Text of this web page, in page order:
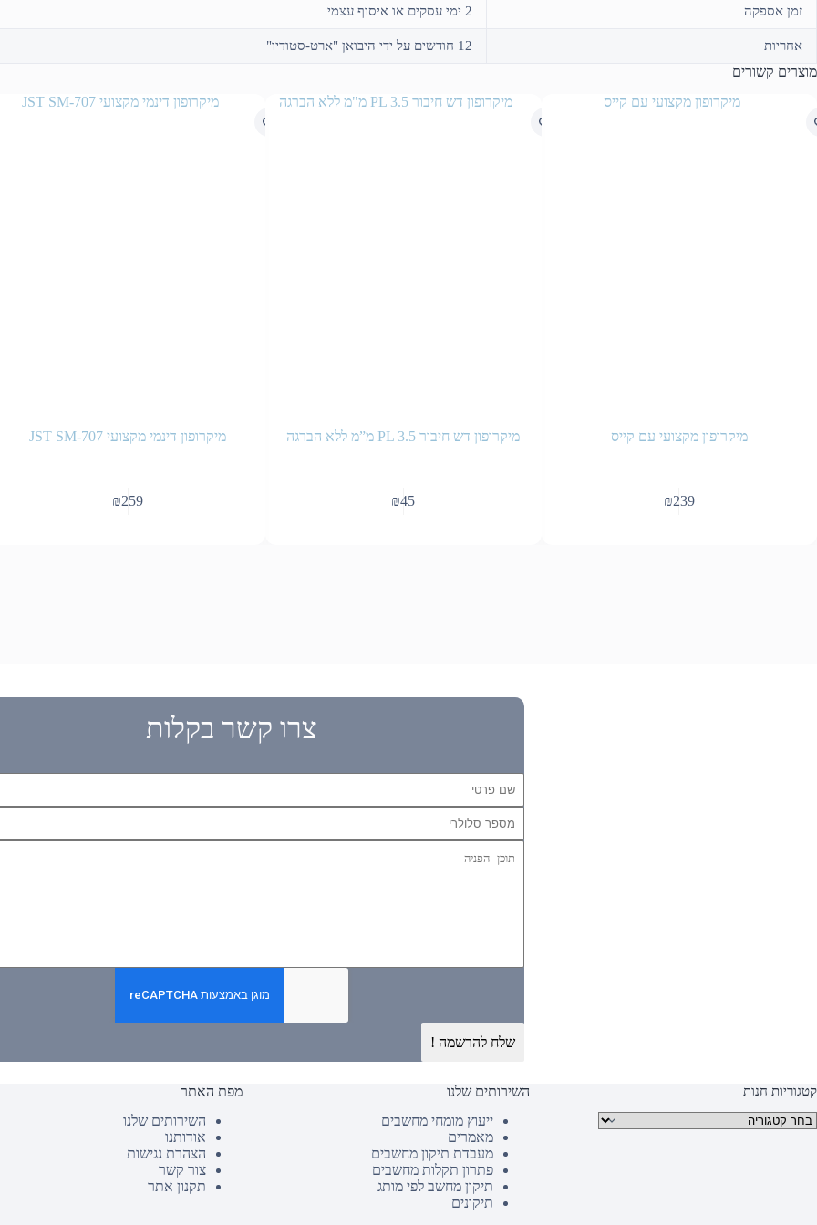
זמן אספקה 2 ימי עסקים או איסוף עצמי
אחריות 12 חודשים על ידי היבואן "ארט-סטודיו"
מוצרים קשורים
מיקרופון מקצועי עם קייס
₪239
מיקרופון דש חיבור PL 3.5 מ”מ ללא הברגה
₪45
מיקרופון דינמי מקצועי JST SM-707
₪259
צרו קשר בקלות
שלח להרשמה !
קטגוריות חנות
קטגוריות מוצרים
השירותים שלנו
ייעוץ מומחי מחשבים
מאמרים
מעבדת תיקון מחשבים
פתרון תקלות מחשבים
תיקון מחשב לפי מותג
תיקונים
מפת האתר
השירותים שלנו
אודותנו
הצהרת נגישות
צור קשר
תקנון אתר